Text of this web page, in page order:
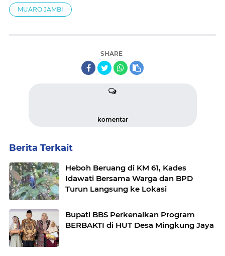
MUARO JAMBI
SHARE
komentar
Berita Terkait
Heboh Beruang di KM 61, Kades
Idawati Bersama Warga dan BPD
Turun Langsung ke Lokasi
Bupati BBS Perkenalkan Program
BERBAKTI di HUT Desa Mingkung Jaya